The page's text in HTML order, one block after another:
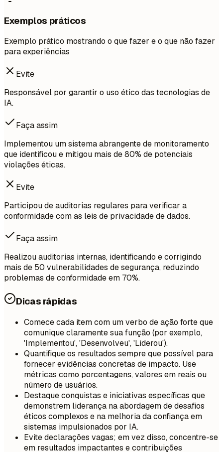
Exemplos práticos
Exemplo prático mostrando o que fazer e o que não fazer
para experiências
Evite
Responsável por garantir o uso ético das tecnologias de
IA.
Faça assim
Implementou um sistema abrangente de monitoramento
que identificou e mitigou mais de 80% de potenciais
violações éticas.
Evite
Participou de auditorias regulares para verificar a
conformidade com as leis de privacidade de dados.
Faça assim
Realizou auditorias internas, identificando e corrigindo
mais de 50 vulnerabilidades de segurança, reduzindo
problemas de conformidade em 70%.
Dicas rápidas
Comece cada item com um verbo de ação forte que
comunique claramente sua função (por exemplo,
'Implementou', 'Desenvolveu', 'Liderou').
Quantifique os resultados sempre que possível para
fornecer evidências concretas de impacto. Use
métricas como porcentagens, valores em reais ou
número de usuários.
Destaque conquistas e iniciativas específicas que
demonstrem liderança na abordagem de desafios
éticos complexos e na melhoria da confiança em
sistemas impulsionados por IA.
Evite declarações vagas; em vez disso, concentre-se
em resultados impactantes e contribuições